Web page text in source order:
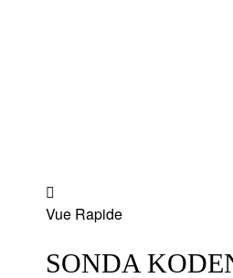
to
Vue Rapide
SONDA